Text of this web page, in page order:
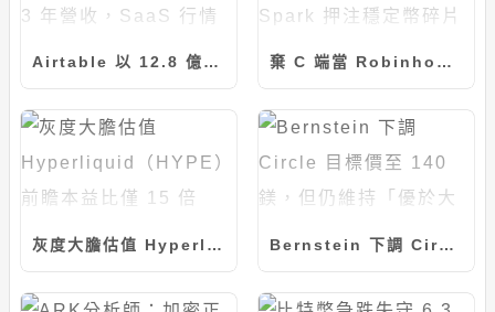
Airtable 以 12.8 億美元被收購，賣價不到 3 年營收，SaaS 行情崩了？ 棄 C 端當 Robinhood 金庫：Spark 押注穩定幣碎片化
灰度大膽估值 Hyperliquid（HYPE）：前瞻本益比僅 15 倍「嚴重被低估」，惟短期面臨機構倒貨潮 Bernstein 下調 Circle 目標價至 140 鎂，但仍維持「優於大盤」評級：Open USD 威脅被高估